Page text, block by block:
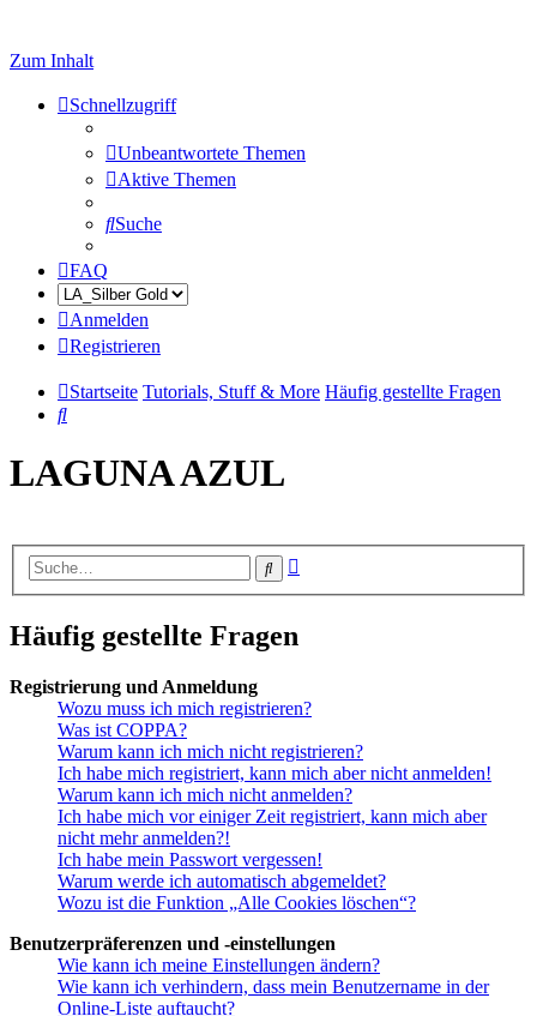
Zum Inhalt
Schnellzugriff
Unbeantwortete Themen
Aktive Themen
Suche
FAQ
Anmelden
Registrieren
Startseite Tutorials, Stuff & More Häufig gestellte Fragen
Suche
LAGUNA AZUL
Suche
Häufig gestellte Fragen
Registrierung und Anmeldung
Wozu muss ich mich registrieren?
Was ist COPPA?
Warum kann ich mich nicht registrieren?
Ich habe mich registriert, kann mich aber nicht anmelden!
Warum kann ich mich nicht anmelden?
Ich habe mich vor einiger Zeit registriert, kann mich aber
nicht mehr anmelden?!
Ich habe mein Passwort vergessen!
Warum werde ich automatisch abgemeldet?
Wozu ist die Funktion „Alle Cookies löschen“?
Benutzerpräferenzen und -einstellungen
Wie kann ich meine Einstellungen ändern?
Wie kann ich verhindern, dass mein Benutzername in der
Online-Liste auftaucht?